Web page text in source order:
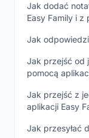
Jak dodać
Easy Family i z
Jak
Jak przejść od
pomocą
Jak przejść z
aplikacji Easy
Jak przesyłać